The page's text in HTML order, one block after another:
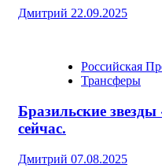
Дмитрий 22.09.2025
Российская
Трансферы
Бразильские
сейчас.
Дмитрий 07.08.2025